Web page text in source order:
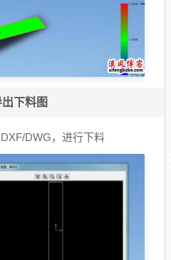
下料图
DWG，进行下料